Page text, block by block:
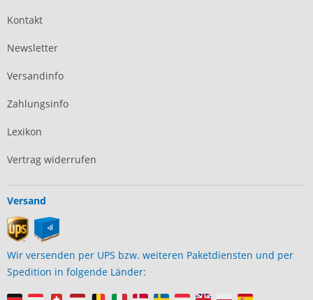
Kontakt
Newsletter
Versandinfo
Zahlungsinfo
Lexikon
Vertrag widerrufen
Versand
Wir versenden per UPS bzw. weiteren Paketdiensten und per
Spedition in folgende Länder: